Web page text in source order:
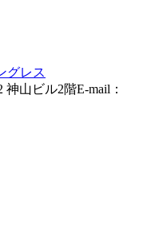
神山ビル2階E-mail：